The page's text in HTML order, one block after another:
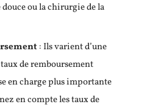
ou la chirurgie de la
: Ils varient d’une
de remboursement
en charge plus importante
en compte les taux de